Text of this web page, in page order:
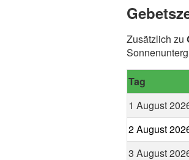
Zusätzlich zu
Tag
1 August
2 August
3 August